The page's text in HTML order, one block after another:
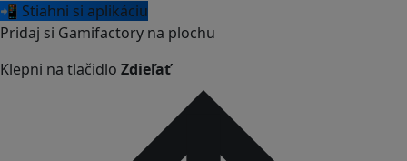
📲 Stiahni si aplikáciu
Pridaj si Gamifactory na plochu
Klepni na tlačidlo Zdieľať